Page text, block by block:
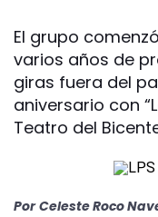
El grupo
varios años de
giras fuera del
aniversario con
Teatro del
Por Celeste Roco